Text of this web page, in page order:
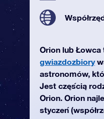
Orion lub Łowca
gwiazdozbiory
astronomów,
Jest częścią
Orion. Orion
styczeń